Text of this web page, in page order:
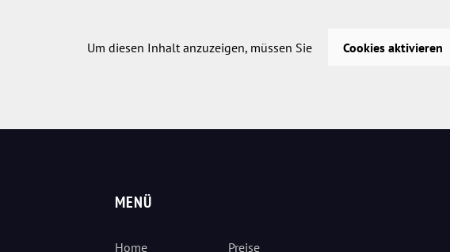
Um diesen Inhalt anzuzeigen, müssen Sie Cookies aktivieren
MENÜ
Home Preise